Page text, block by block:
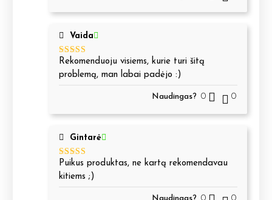
Vaida
Įvertinimas:
5iš 5
Rekomenduoju visiems, kurie turi šitą
problemą, man labai padėjo :)
Naudingas? 0 0
Gintarė
Įvertinimas:
5iš 5
Puikus produktas, ne kartą rekomendavau
kitiems ;)